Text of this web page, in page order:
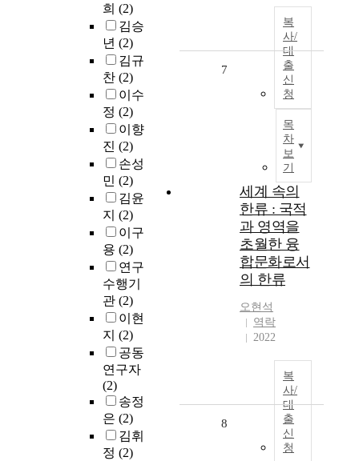
희 (2)
김승
년 (2)
김규
찬 (2)
이수
정 (2)
이향
진 (2)
손성
민 (2)
김윤
지 (2)
이구
용 (2)
연구
수행기
관 (2)
이현
지 (2)
공동
연구자
(2)
송정
은 (2)
김휘
정 (2)
복
사/
대
출
신
청
목
차
보
기
7
세계 속의
한류 : 국적
과 영역을
초월한 융
합문화로서
의 한류
오현석
역락
2022
복
사/
대
출
신
청
8